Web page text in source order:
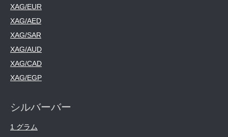
XAG/EUR
XAG/AED
XAG/SAR
XAG/AUD
XAG/CAD
XAG/EGP
シルバーバー
1 グラム